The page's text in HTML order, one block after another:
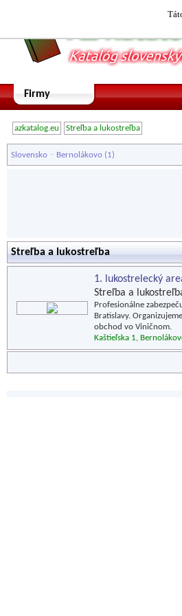
Firmy
azkatalog.eu Streľba a lukostreľba
Slovensko - Bernolákovo (1)
Streľba a lukostreľba
1. lukostrelecký
Streľba a
Profesionálne
Bratislavy.
obchod vo Viničnom.
Kaštieľska 1,